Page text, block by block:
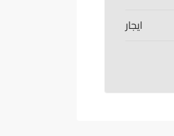
ايجار